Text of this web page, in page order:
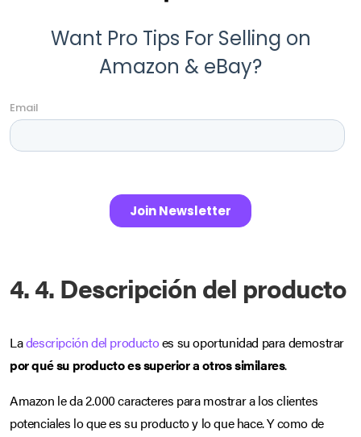
4. 4. Descripción del producto
Ladescripción del productoes su oportunidad para demostrar
por qué su producto es superior a otros similares.
Amazon le da 2.000 caracteres para mostrar a los clientes
potenciales lo que es su producto y lo que hace. Y como de